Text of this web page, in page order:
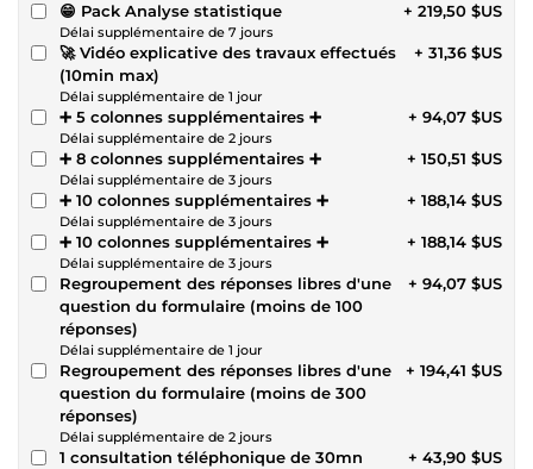
😁 Pack Analyse statistique
Délai supplémentaire de 7 jours
+ 219,50 $US
🚀 Vidéo explicative des travaux effectués
(10min max)
Délai supplémentaire de 1 jour
+ 31,36 $US
➕ 5 colonnes supplémentaires ➕
Délai supplémentaire de 2 jours
+ 94,07 $US
➕ 8 colonnes supplémentaires ➕
Délai supplémentaire de 3 jours
+ 150,51 $US
➕ 10 colonnes supplémentaires ➕
Délai supplémentaire de 3 jours
+ 188,14 $US
➕ 10 colonnes supplémentaires ➕
Délai supplémentaire de 3 jours
+ 188,14 $US
Regroupement des réponses libres d'une
question du formulaire (moins de 100
réponses)
Délai supplémentaire de 1 jour
+ 94,07 $US
Regroupement des réponses libres d'une
question du formulaire (moins de 300
réponses)
Délai supplémentaire de 2 jours
+ 194,41 $US
1 consultation téléphonique de 30mn + 43,90 $US